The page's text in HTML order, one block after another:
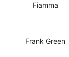
Fiamma
Frank Green